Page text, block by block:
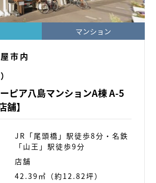
マンション
市内
ピア八島マンションA棟 A-5
舗】
JR「尾頭橋」駅徒歩8分・名鉄
「山王」駅徒歩9分
店舗
42.39㎡（約12.82坪）